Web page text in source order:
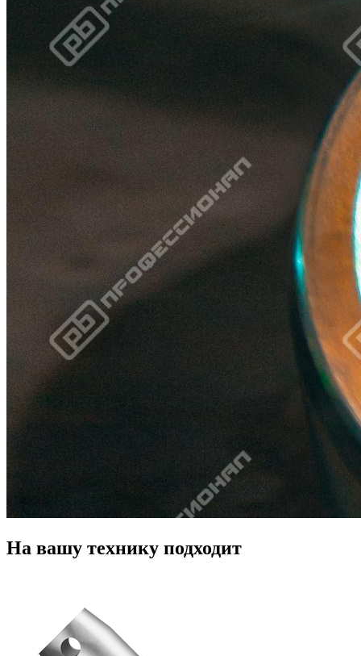
На вашу технику подходит